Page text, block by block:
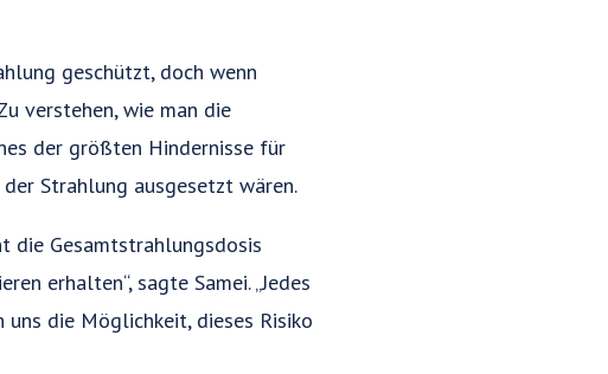
geschützt, doch wenn
verstehen, wie man die
der größten Hindernisse für
Strahlung ausgesetzt wären.
die Gesamtstrahlungsdosis
erhalten“, sagte Samei. „Jedes
die Möglichkeit, dieses Risiko